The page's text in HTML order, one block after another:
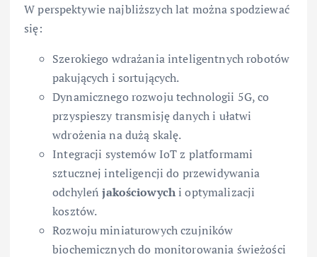
W perspektywie najbliższych lat można spodziewać
się:
Szerokiego wdrażania inteligentnych robotów
pakujących i sortujących.
Dynamicznego rozwoju technologii 5G, co
przyspieszy transmisję danych i ułatwi
wdrożenia na dużą skalę.
Integracji systemów IoT z platformami
sztucznej inteligencji do przewidywania
odchyleńjakościowychi optymalizacji
kosztów.
Rozwoju miniaturowych czujników
biochemicznych do monitorowania świeżości